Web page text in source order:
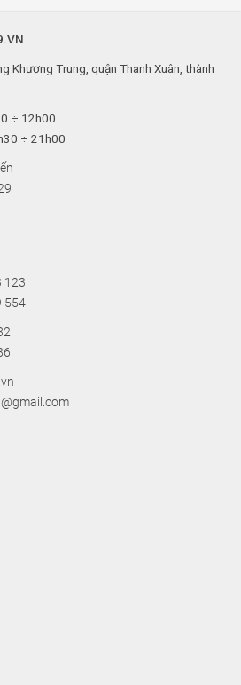
Khương Trung, quận Thanh Xuân, thành
÷ 12h00
÷ 21h00
123
554